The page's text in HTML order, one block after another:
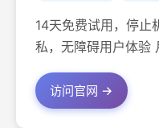
14天免费试用，停止
私，无障碍用户体验
访问官网 →